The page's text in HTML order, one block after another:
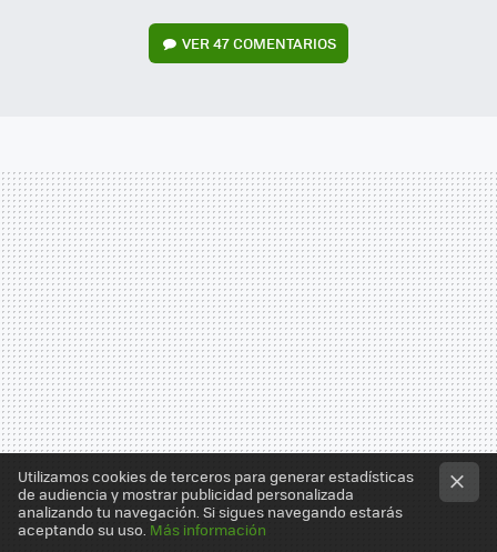
VER47 COMENTARIOS
Utilizamos cookies de terceros para generar estadísticas
de audiencia y mostrar publicidad personalizada
analizando tu navegación. Si sigues navegando estarás
aceptando su uso. Más información